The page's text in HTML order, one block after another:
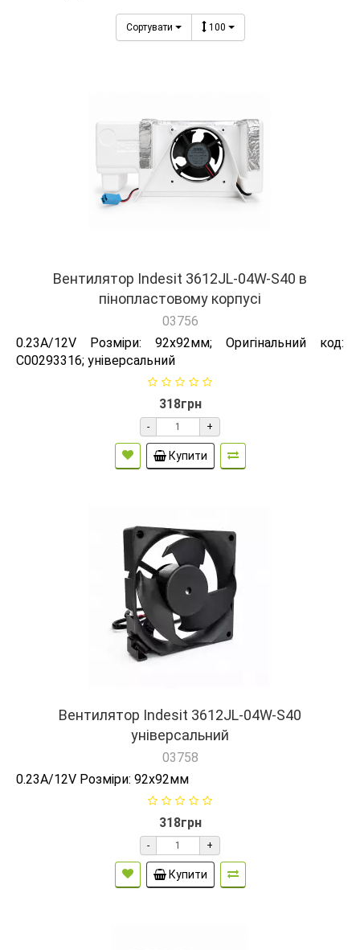
Сортувати 100
Вентилятор Indesit 3612JL-04W-S40 в
пінопластовому корпусі
03756
0.23A/12V Розміри: 92х92мм; Оригінальний код:
C00293316; універсальний
318грн
- +
Купити
Вентилятор Indesit 3612JL-04W-S40
універсальний
03758
0.23A/12V Розміри: 92х92мм
318грн
- +
Купити